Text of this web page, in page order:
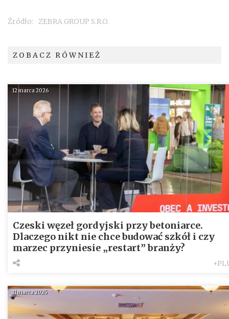
Źródło: ZEBRA GROUP S.R.O.
ZOBACZ RÓWNIEŻ
12 marca 2026
Czeski węzeł gordyjski przy betoniarce.
Dlaczego nikt nie chce budować szkół i czy
marzec przyniesie „restart” branży?
11 marca 2025